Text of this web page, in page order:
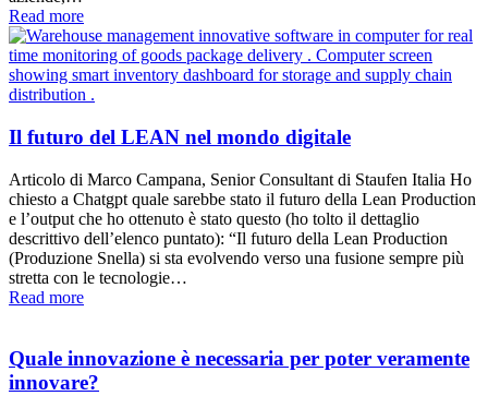
Read more
Il futuro del LEAN nel mondo digitale
Articolo di Marco Campana, Senior Consultant di Staufen Italia Ho
chiesto a Chatgpt quale sarebbe stato il futuro della Lean Production
e l’output che ho ottenuto è stato questo (ho tolto il dettaglio
descrittivo dell’elenco puntato): “Il futuro della Lean Production
(Produzione Snella) si sta evolvendo verso una fusione sempre più
stretta con le tecnologie…
Read more
Quale innovazione è necessaria per poter veramente
innovare?